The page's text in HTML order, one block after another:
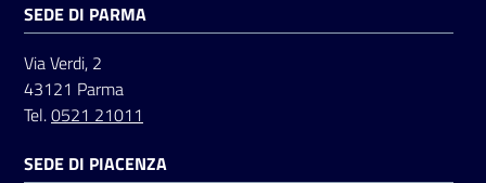
SEDE DI PARMA
Via Verdi, 2
43121 Parma
Tel.0521 21011
SEDE DI PIACENZA